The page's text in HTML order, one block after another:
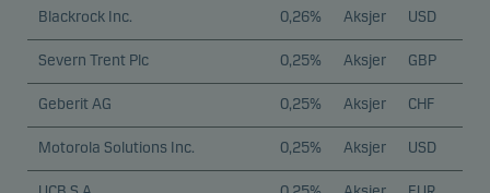
Blackrock Inc. 0,26% Aksjer USD
Severn Trent Plc 0,25% Aksjer GBP
Geberit AG 0,25% Aksjer CHF
Motorola Solutions Inc. 0,25% Aksjer USD